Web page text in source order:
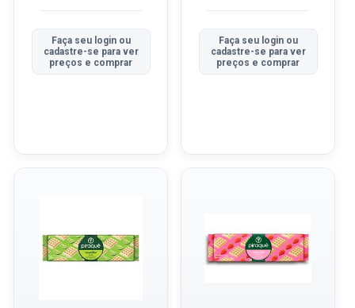
Faça seu login ou
cadastre-se para ver
preços e comprar
Faça seu login ou
cadastre-se para ver
preços e comprar